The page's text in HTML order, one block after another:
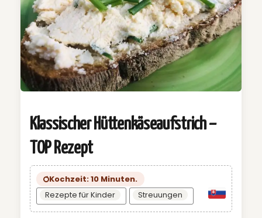
Klassischer Hüttenkäseaufstrich –
TOP Rezept
Kochzeit: 10 Minuten.
Rezepte für Kinder
Streuungen